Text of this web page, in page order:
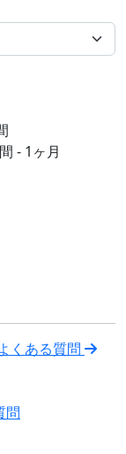
- 1ヶ月
くある質問
問